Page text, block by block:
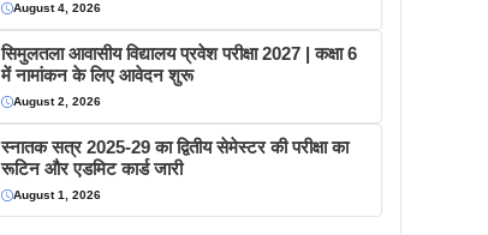
August 4, 2026
सिमुलतला आवासीय विद्यालय प्रवेश परीक्षा 2027 | कक्षा 6
में नामांकन के लिए आवेदन शुरू
August 2, 2026
स्नातक सत्र 2025-29 का द्वितीय सेमेस्टर की परीक्षा का
रूटिन और एडमिट कार्ड जारी
August 1, 2026